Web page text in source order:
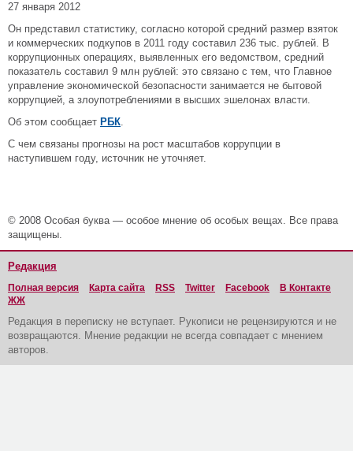
27 января 2012
Он представил статистику, согласно которой средний размер взяток
и коммерческих подкупов в 2011 году составил 236 тыс. рублей. В
коррупционных операциях, выявленных его ведомством, средний
показатель составил 9 млн рублей: это связано с тем, что Главное
управление экономической безопасности занимается не бытовой
коррупцией, а злоупотреблениями в высших эшелонах власти.
Об этом сообщает РБК.
С чем связаны прогнозы на рост масштабов коррупции в
наступившем году, источник не уточняет.
© 2008 Особая буква — особое мнение об особых вещах. Все права
защищены.
Редакция
Полная версия Карта сайта RSS Twitter Facebook
В Контакте
ЖЖ
Редакция в переписку не вступает. Рукописи не рецензируются и не
возвращаются. Мнение редакции не всегда совпадает с мнением
авторов.